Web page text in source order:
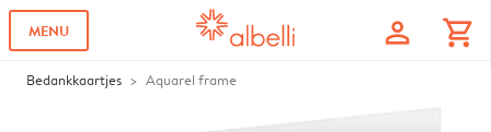
MENU profile shopping_cart
Bedankkaartjes Aquarel frame